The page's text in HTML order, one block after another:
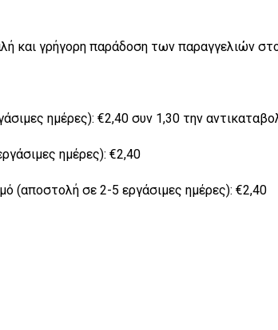
και γρήγορη παράδοση των παραγγελιών
ημέρες): €2,40 συν 1,30 την
ημέρες): €2,40
(αποστολή σε 2-5 εργάσιμες ημέρες): €2,40